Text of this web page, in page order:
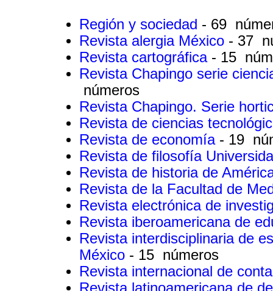
Región y sociedad - 69
Revista alergia México - 37
Revista cartográfica - 15
Revista Chapingo serie
números
Revista Chapingo. Serie
Revista de ciencias
Revista de economía - 19
Revista de filosofía
Revista de historia de
Revista de la Facultad de
Revista electrónica de
Revista iberoamericana de
Revista interdisciplinaria de
México - 15 números
Revista internacional de
Revista latinoamericana de